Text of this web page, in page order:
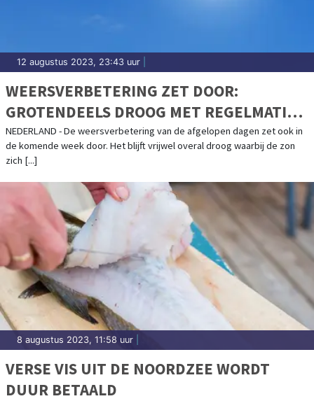
12 augustus 2023, 23:43 uur
WEERSVERBETERING ZET DOOR:
GROTENDEELS DROOG MET REGELMATIG
ZON
NEDERLAND - De weersverbetering van de afgelopen dagen zet ook in
de komende week door. Het blijft vrijwel overal droog waarbij de zon
zich [...]
8 augustus 2023, 11:58 uur
VERSE VIS UIT DE NOORDZEE WORDT
DUUR BETAALD